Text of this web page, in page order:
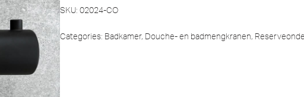
SKU: 02024-CO
Categories: Badkamer, Douche- en badmengkranen,